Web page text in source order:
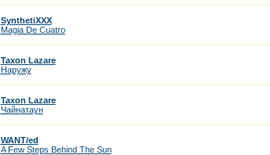
SynthetiXXX
Magia De Cuatro
Taxon Lazare
Наружу
Taxon Lazare
Чайнатаун
WANT/ed
A Few Steps Behind The Sun